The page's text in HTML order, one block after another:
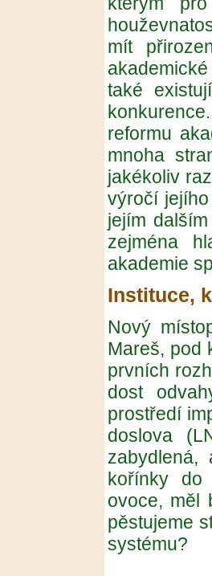
mít
také
reformu
mnoha
jakékoliv
výročí
jejím
zejména
akademie
Instituce,
Nový
Mareš, pod
prvních
dost
prostředí
doslova
kořínky do
ovoce, měl
pěstujeme
systému?